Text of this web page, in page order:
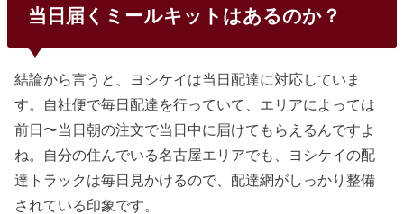
のお試しは正規価格の50〜76%オフで1人1回限定。全社試
試しセット比較一覧サービスお試し価格通常価格相当割引率
当日届くミールキットはあるのか？
結論から言うと、ヨシケイは当日配達に対応していま
す。自社便で毎日配達を行っていて、エリアによっては
前日〜当日朝の注文で当日中に届けてもらえるんですよ
ね。自分の住んでいる名古屋エリアでも、ヨシケイの配
達トラックは毎日見かけるので、配達網がしっかり整備
されている印象です。